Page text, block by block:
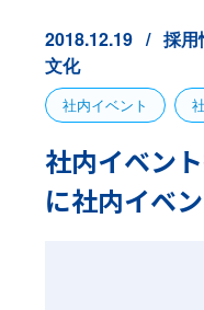
2018.12.19 採用
文化
社内イベント
社内イベン
に社内イベ